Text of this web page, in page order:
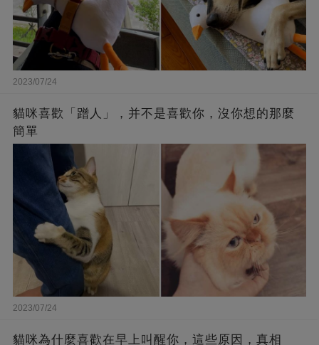
2023/07/24
貓咪喜歡「蹭人」，并不是喜歡你，沒你想的那麼
簡單
2023/07/24
貓咪為什麼喜歡在早上叫醒你，這些原因，真相